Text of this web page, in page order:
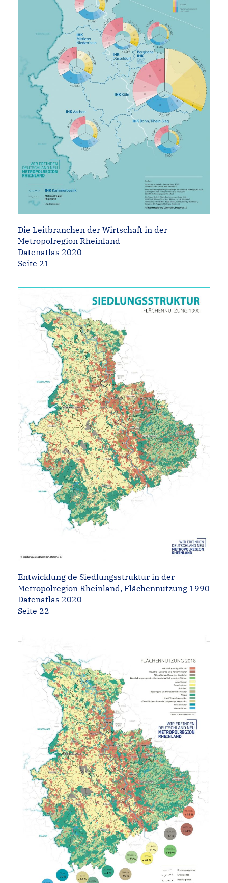
Die Leitbranchen der Wirtschaft in der
Metropolregion Rheinland
Datenatlas 2020
Seite 21
Entwicklung de Siedlungsstruktur in der
Metropolregion Rheinland, Flächennutzung 1990
Datenatlas 2020
Seite 22